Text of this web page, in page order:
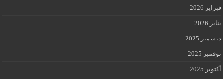
فبراير 2026
يناير 2026
ديسمبر 2025
نوفمبر 2025
أكتوبر 2025